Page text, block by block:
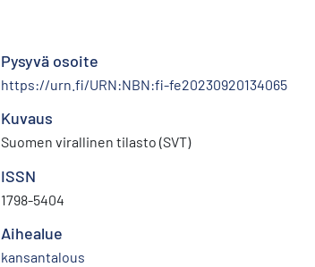
Pysyvä osoite
https://urn.fi/URN:NBN:fi-fe20230920134065
Kuvaus
Suomen virallinen tilasto (SVT)
ISSN
1798-5404
Aihealue
kansantalous